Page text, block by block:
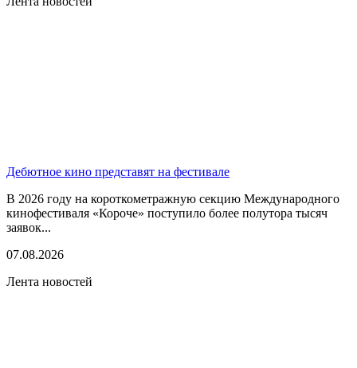
Дебютное кино представят на фестивале
В 2026 году на короткометражную секцию Международного
кинофестиваля «Короче» поступило более полутора тысяч
заявок...
07.08.2026
Лента новостей